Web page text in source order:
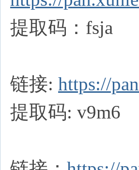
提取码：fsja
链接: https://
提取码: v9m6